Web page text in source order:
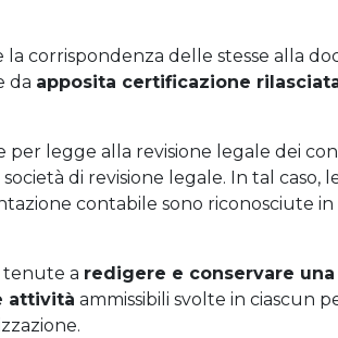
la corrispondenza delle stesse alla
da apposita certificazione
legge alla revisione legale dei
di revisione legale. In tal caso,
contabile sono riconosciute
tenute a redigere e conservare
attività ammissibili svolte in ciascun